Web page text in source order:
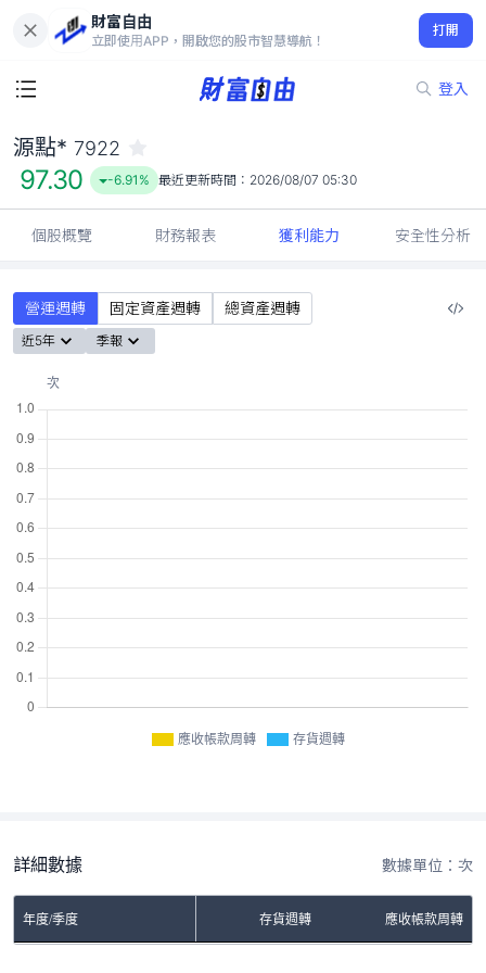
財富自由
立即使用APP，開啟您的股市智慧導航！
打開
登入
97.30
-6.91%
源點* 7922
97.30 -6.91% 最近更新時間： 2026/08/07 05:30
個股概覽 財務報表 獲利能力 安全性分析
營運週轉 固定資產週轉 總資產週轉
近5年 季報
應收帳款周轉 存貨週轉
詳細數據 數據單位：次
年度/季度 存貨週轉 應收帳款周轉